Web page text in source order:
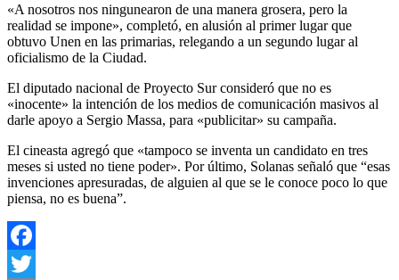
«A nosotros nos ningunearon de una manera grosera, pero la
realidad se impone», completó, en alusión al primer lugar que
obtuvo Unen en las primarias, relegando a un segundo lugar al
oficialismo de la Ciudad.
El diputado nacional de Proyecto Sur consideró que no es
«inocente» la intención de los medios de comunicación masivos al
darle apoyo a Sergio Massa, para «publicitar» su campaña.
El cineasta agregó que «tampoco se inventa un candidato en tres
meses si usted no tiene poder». Por último, Solanas señaló que “esas
invenciones apresuradas, de alguien al que se le conoce poco lo que
piensa, no es buena”.
Facebook